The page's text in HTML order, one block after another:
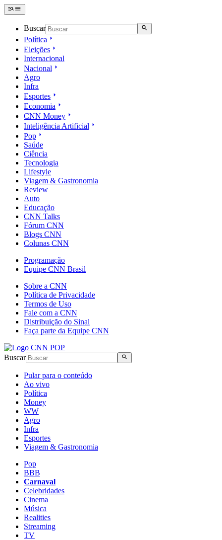
Buscar
Política
Eleições
Internacional
Nacional
Agro
Infra
Esportes
Economia
CNN Money
Inteligência Artificial
Pop
Saúde
Ciência
Tecnologia
Lifestyle
Viagem & Gastronomia
Review
Auto
Educação
CNN Talks
Fórum CNN
Blogs CNN
Colunas CNN
Programação
Equipe CNN Brasil
Sobre a CNN
Política de Privacidade
Termos de Uso
Fale com a CNN
Distribuição do Sinal
Faça parte da Equipe CNN
Buscar
Pular para o conteúdo
Ao vivo
Política
Money
WW
Agro
Infra
Esportes
Viagem & Gastronomia
Pop
BBB
Carnaval
Celebridades
Cinema
Música
Realities
Streaming
TV